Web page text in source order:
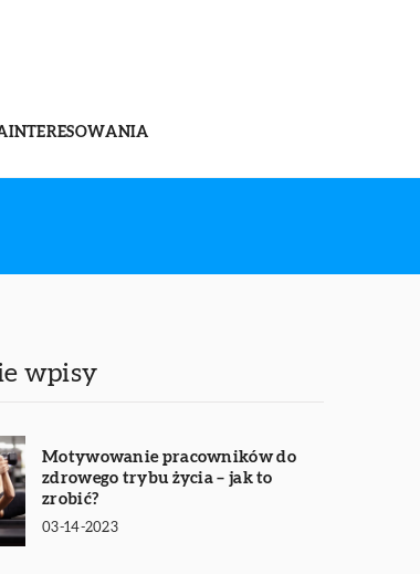
wpisy
Motywowanie pracowników do
zdrowego trybu życia – jak to
zrobić?
03-14-2023